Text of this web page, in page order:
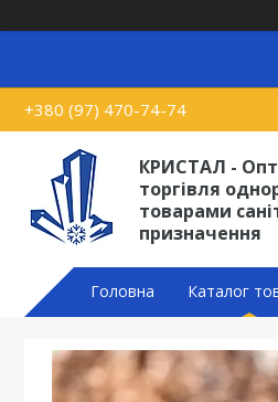
+380 (97) 470-74-74
КРИСТАЛ -
торгівля
товарами
призначення
Головна Каталог